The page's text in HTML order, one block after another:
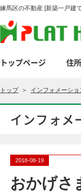
練馬区の不動産 [新築一戸建
トップページ 住
トップ＞ インフォメーショ
インフォメ
2018-08-19
おかげさ